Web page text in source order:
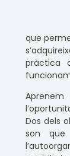
que
pràctica
Dos dels
son que